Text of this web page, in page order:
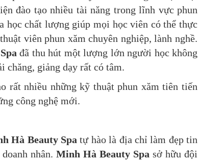
đào tạo nhiều tài năng trong lĩnh vực phun
học chất lượng giúp mọi học viên có thể thực
viên phun xăm chuyên nghiệp, lành nghề.
đã thu hút một lượng lớn người học không
chăng, giảng dạy rất có tâm.
rất nhiều những kỹ thuật phun xăm tiên tiến
công nghệ mới.
Hà Beauty Spa tự hào là địa chỉ làm đẹp tin
doanh nhân.Minh Hà Beauty Spasở hữu đội